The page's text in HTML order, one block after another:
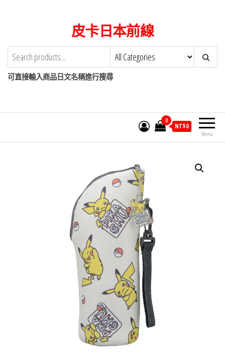
content
皮卡日本前線
可直接輸入商品日文名稱進行搜尋
Menu
0
NT$0